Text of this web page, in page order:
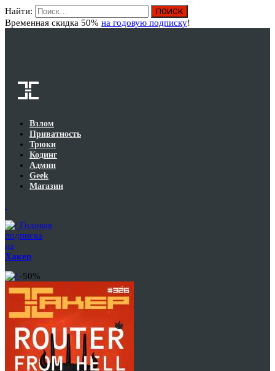
Найти:
Временная скидка 50% на годовую подписку!
Взлом
Приватность
Трюки
Кодинг
Админ
Geek
Магазин
Годовая
подписка
на
Хакер
-50%